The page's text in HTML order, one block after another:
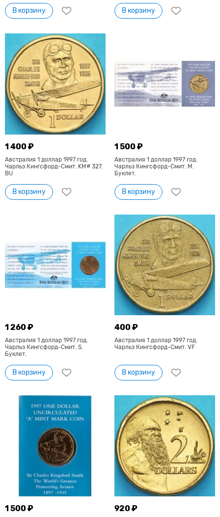
В корзину В корзину
1 400 ₽
Австралия 1 доллар 1997 год.
Чарльз Кингсфорд-Смит. KM# 327.
BU
В корзину
1 500 ₽
Австралия 1 доллар 1997 год.
Чарльз Кингсфорд-Смит. M.
Буклет.
В корзину
1 260 ₽
Австралия 1 доллар 1997 год.
Чарльз Кингсфорд-Смит. S.
Буклет.
В корзину
400 ₽
Австралия 1 доллар 1997 год.
Чарльз Кингсфорд-Смит. VF
В корзину
1 500 ₽ 920 ₽